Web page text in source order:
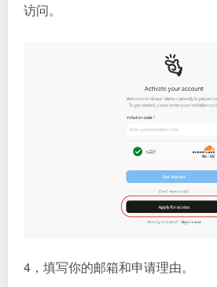
访问。
4，填写你的邮箱和申请理由。